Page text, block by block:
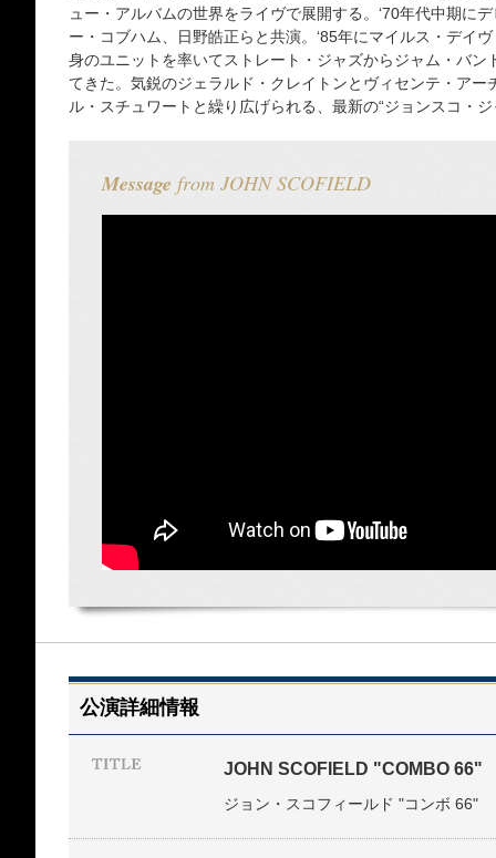
ュー・アルバムの世界をライヴで展開する。‘70年代中期に
ー・コブハム、日野皓正らと共演。‘85年にマイルス・デイ
身のユニットを率いてストレート・ジャズからジャム・バ
てきた。気鋭のジェラルド・クレイトンとヴィセンテ・アー
ル・スチュワートと繰り広げられる、最新の“ジョンスコ・
Message from JOHN SCOFIELD
公演詳細情報
JOHN SCOFIELD "COMBO 66"
ジョン・スコフィールド "コンボ 66"